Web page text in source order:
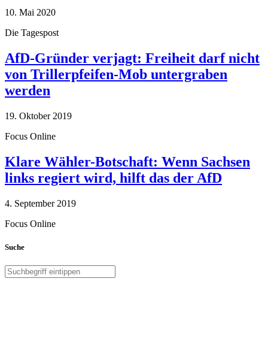
10. Mai 2020
Die Tagespost
AfD-Gründer verjagt: Freiheit darf nicht
von Trillerpfeifen-Mob untergraben
werden
19. Oktober 2019
Focus Online
Klare Wähler-Botschaft: Wenn Sachsen
links regiert wird, hilft das der AfD
4. September 2019
Focus Online
Suche